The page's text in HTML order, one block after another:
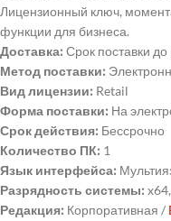
Лицензионный ключ,
функции для бизнеса.
Доставка: Срок поставки
Метод поставки:
Вид лицензии: Retail
Форма поставки: На
Срок действия: Бессрочно
Количество ПК: 1
Язык интерфейса:
Разрядность системы:
Редакция: Корпоративная /